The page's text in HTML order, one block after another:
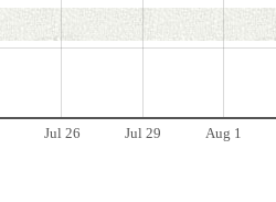
Jul 26 Jul 29 Aug 1